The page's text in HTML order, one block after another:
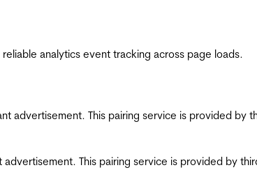
analytics event tracking across page loads.
advertisement. This pairing service is provided by
This pairing service is provided by